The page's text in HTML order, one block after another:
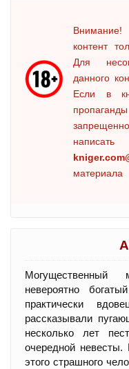
контент
Для
данного
Если в
материала
Могущественный
невероятно
практически
рассказывали
несколько лет
очередной
этого страшного